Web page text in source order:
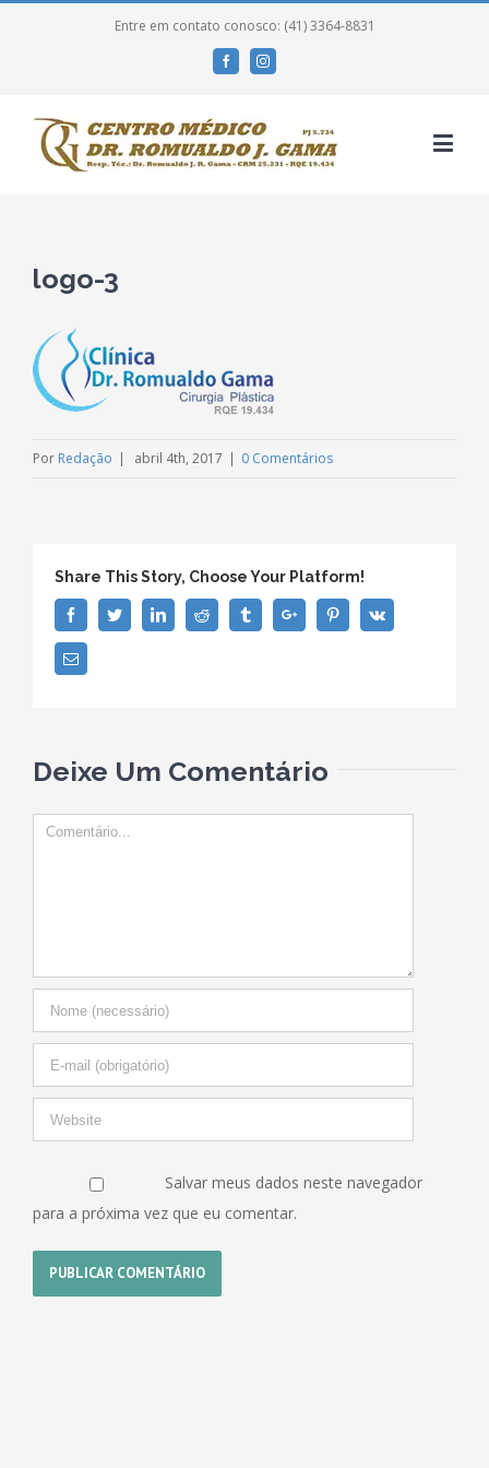
Entre em contato conosco: (41) 3364-8831
FacebookInstagram
logo-3
Por Redação | abril 4th, 2017 | 0 Comentários
Share This Story, Choose Your Platform!
FacebookTwitterLinkedinReddit TumblrGoogle+ PinterestVk
Email
Deixe Um Comentário
Comentário
Salvar meus dados neste navegador
para a próxima vez que eu comentar.